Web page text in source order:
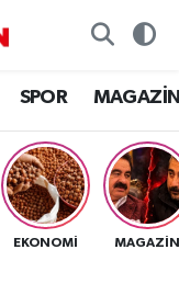
SPOR
EKONOMİ